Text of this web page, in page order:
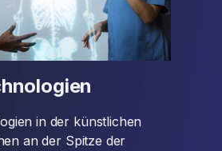
in der künstlichen
an der Spitze der